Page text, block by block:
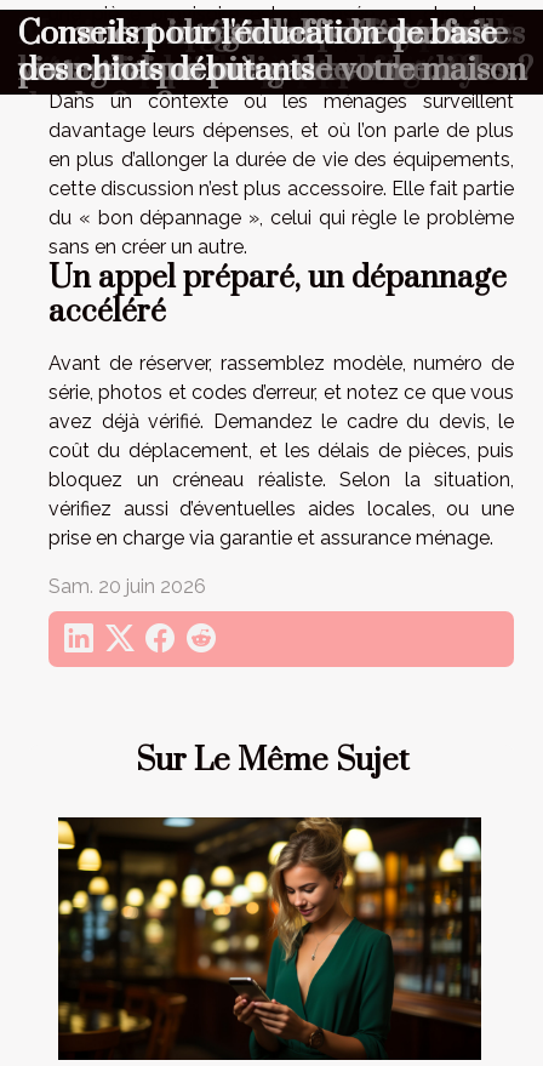
Sur Le Même Sujet
une pièce provisoire est proposée, ou cherchez-
vous la solution la plus durable, quitte à attendre
quelques jours ? La réponse change la stratégie.
Dans un contexte où les ménages surveillent
davantage leurs dépenses, et où l’on parle de plus
en plus d’allonger la durée de vie des équipements,
cette discussion n’est plus accessoire. Elle fait partie
du « bon dépannage », celui qui règle le problème
sans en créer un autre.
Un appel préparé, un dépannage
accéléré
Avant de réserver, rassemblez modèle, numéro de
série, photos et codes d’erreur, et notez ce que vous
avez déjà vérifié. Demandez le cadre du devis, le
coût du déplacement, et les délais de pièces, puis
bloquez un créneau réaliste. Selon la situation,
vérifiez aussi d’éventuelles aides locales, ou une
prise en charge via garantie et assurance ménage.
Sam. 20 juin 2026
Aménagement minimaliste :
pourquoi moins c’est parfois mieux
Maximiser l'ambiance à votre
cérémonie avec un photobooth
Comment choisir le cadeau parfait
pour surprendre vos proches ?
Comment organiser une chasse au
trésor éducative pour enfants ?
Comment optimiser la longévité de
votre combinaison de plongée ?
Comment choisir un parfum
masculin qui complète votre style
de vie ?
Comment les gaufres reflètent-elles
les traditions culinaires mondiales ?
Comment intégrer des éléments
vintage dans une garde-robe
moderne ?
Comment choisir l'affiche parfaite
pour chaque pièce de votre maison
Conseils pour l'éducation de base
des chiots débutants